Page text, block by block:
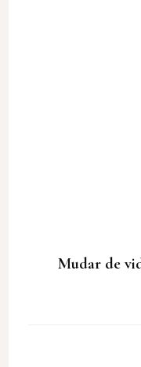
Mudar de